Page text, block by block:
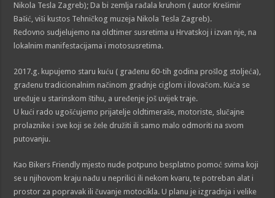
Nikola Tesla Zagreb); Da bi zemlja rađala kruhom ( autor Krešimir
Bašić, viši kustos Tehničkog muzeja Nikola Tesla Zagreb).
Redovno sudjelujemo na oldtimer susretima u Hrvatskoj i izvan nje, na
lokalnim manifestacijama i motosusretima.
2017.g. kupujemo staru kuću ( građenu 60-tih godina prošlog stoljeća),
građenu tradicionalnim načinom gradnje ciglom i ilovačom. Kuća se
uređuje u starinskom štihu, a uređenje još uvijek traje.
U kući rado ugošćujemo prijatelje oldtimeraše, motoriste, slučajne
prolaznike i sve koji se žele družiti ili samo malo odmoriti na svom
putovanju.
Kao Bikers Friendly mjesto nude potpuno besplatno pomoć svima koji
se u njihovom kraju nađu u neprilici ili nekom kvaru, te potreban alat i
prostor za popravak ili čuvanje motocikla. U planu je izgradnja i velike